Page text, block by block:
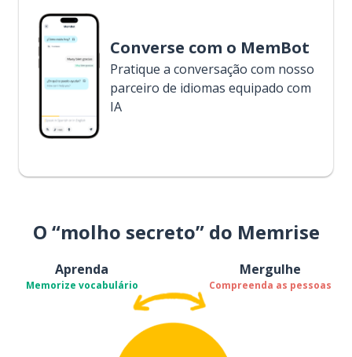
Converse com o MemBot
Pratique a conversação com nosso
parceiro de idiomas equipado com
IA
O “molho secreto” do Memrise
Aprenda
Memorize vocabulário
Mergulhe
Compreenda as pessoas